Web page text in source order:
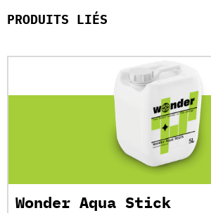
PRODUITS LIÉS
Wonder Aqua Stick